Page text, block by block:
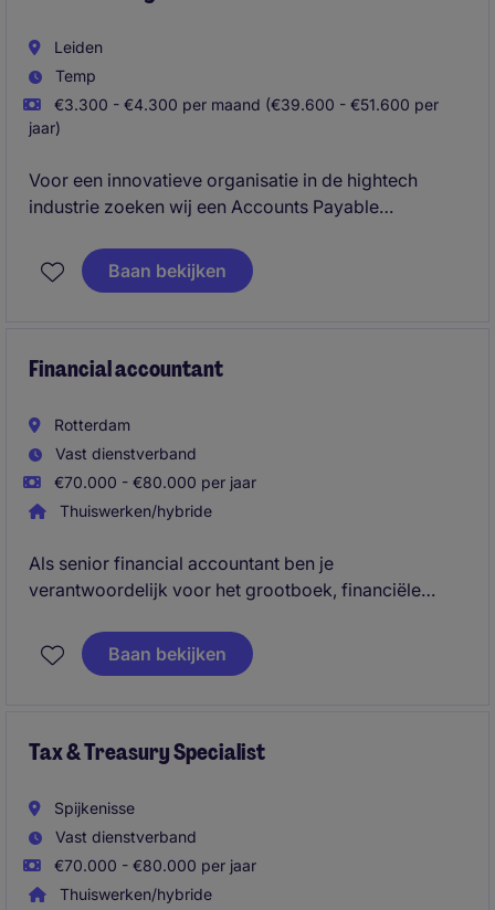
Leiden
Temp
€3.300 - €4.300 per maand (€39.600 - €51.600 per
jaar)
Voor een innovatieve organisatie in de hightech
industrie zoeken wij een Accounts Payable
volledige crediteurenproces en ondersteuning biedt
bij periodieke afsluitingen. Je werkt nauw samen met
Baan bekijken
Financial accountant
Rotterdam
Vast dienstverband
€70.000 - €80.000 per jaar
Thuiswerken/hybride
Als senior financial accountant ben je
verantwoordelijk voor het grootboek, financiële
van audits en fiscale verplichtingen. Je zorgt voor
betrouwbare financiële gegevens, bewaakt
binnen een productieomgeving.
Baan bekijken
Tax & Treasury Specialist
Spijkenisse
Vast dienstverband
€70.000 - €80.000 per jaar
Thuiswerken/hybride